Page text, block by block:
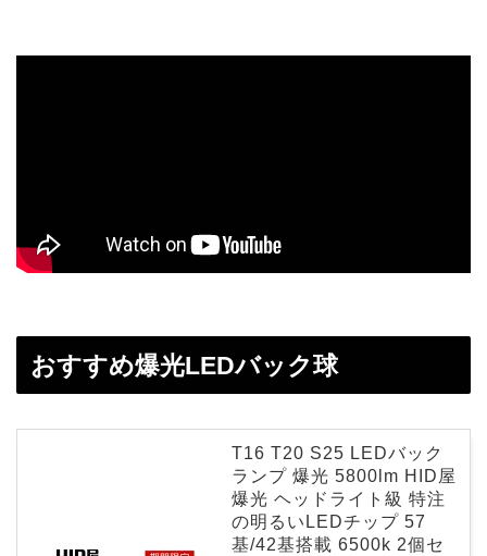
おすすめ爆光LEDバック球
T16 T20 S25 LEDバック
ランプ 爆光 5800lm HID屋
爆光 ヘッドライト級 特注
の明るいLEDチップ 57
基/42基搭載 6500k 2個セ